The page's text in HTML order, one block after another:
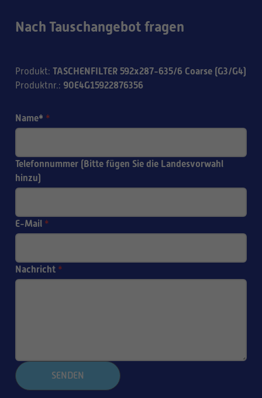
Nach Tauschangebot fragen
Produkt: TASCHENFILTER 592x287-635/6 Coarse (G3/G4)
Produktnr.: 90E4G15922876356
Name* *
Telefonnummer (Bitte fügen Sie die Landesvorwahl
hinzu)
E-Mail *
Nachricht *
SENDEN